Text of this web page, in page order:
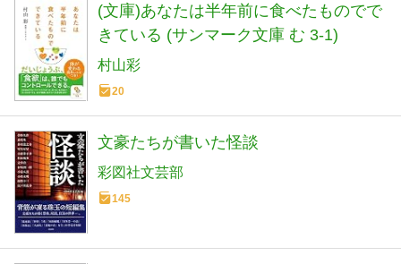
(文庫)あなたは半年前に食べたものでで
きている (サンマーク文庫 む 3-1)
村山彩
20
文豪たちが書いた怪談
彩図社文芸部
145